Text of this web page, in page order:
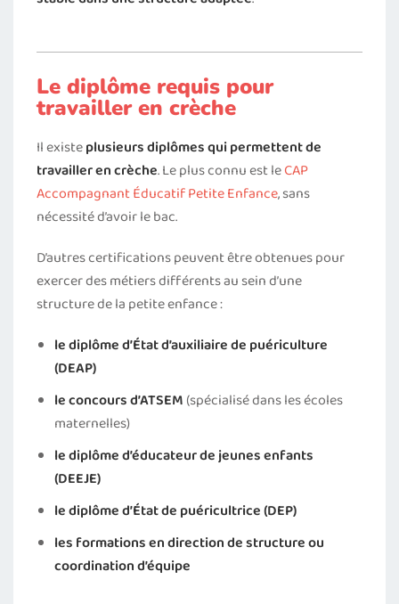
Le diplôme requis pour
travailler en crèche
Il existeplusieurs diplômes qui permettent de
travailler en crèche. Le plus connu est leCAP
Accompagnant Éducatif Petite Enfance, sans
nécessité d’avoir le bac.
D’autres certifications peuvent être obtenues pour
exercer des métiers différents au sein d’une
structure de la petite enfance :
le diplôme d’État d’auxiliaire de puériculture
(DEAP)
le concours d’ATSEM (spécialisé dans les écoles
maternelles)
le diplôme d’éducateur de jeunes enfants
(DEEJE)
le diplôme d’État de puéricultrice (DEP)
les formations en direction de structure ou
coordination d’équipe